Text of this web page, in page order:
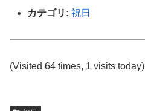
カテゴリ: 祝日
(Visited 64 times, 1 visits today)